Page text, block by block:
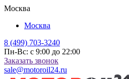
Москва
Москва
8 (499) 703-3240
Пн-Вс: с 9:00 до 22:00
Заказать звонок
sale@motoroil24.ru